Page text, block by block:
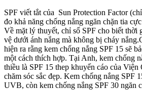
SPF viết tắt của Sun Protection Factor
đo khả năng chống nắng ngăn chặn tia
Về mặt lý thuyết, chỉ số SPF cho biết thời
vệ dưới ánh nắng mà không bị cháy
hiện ra rằng kem chống nắng SPF 15 sẽ
một cách thích hợp. Tại Anh, kem chống
thiều là SPF 15 thep khuyến cáo của
chăm sóc sắc đẹp. Kem chống nắng SPF
UVB, còn kem chống nắng SPF 30 ngăn